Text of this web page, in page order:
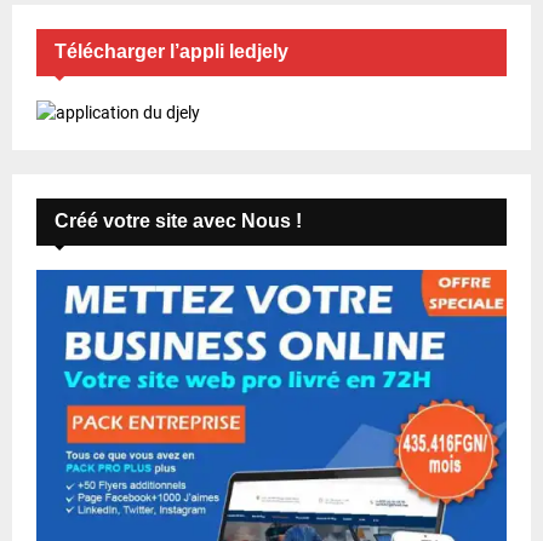
Télécharger l’appli ledjely
Créé votre site avec Nous !